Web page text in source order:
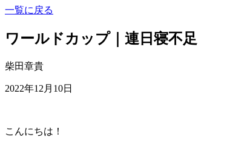
一覧に戻る
ワールドカップ｜連日寝不足
柴田章貴
2022年12月10日
こんにちは！